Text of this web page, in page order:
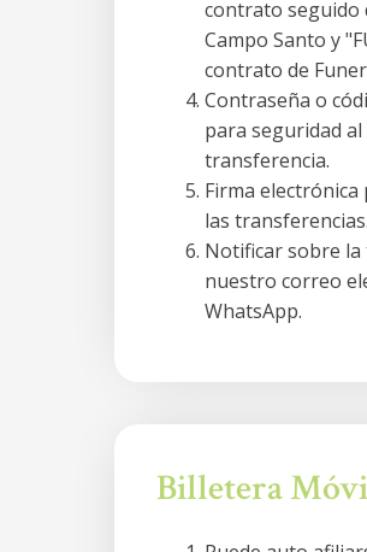
contrato seguido
Campo Santo y
contrato de
Contraseña o
para seguridad
transferencia.
Firma
las transferencias.
Notificar sobre
nuestro correo
WhatsApp.
Billetera